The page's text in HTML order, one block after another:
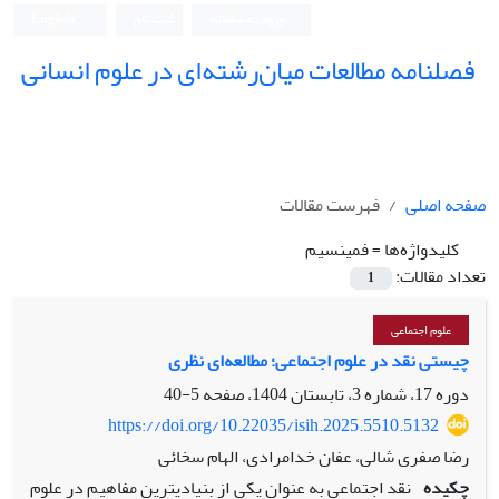
فصلنامه مطالعات میان‌رشته‌ای در علوم انسانی
صفحه اصلی
فهرست مقالات
کلیدواژه‌ها =فمینسیم
تعداد مقالات:
1
علوم اجتماعی
چیستی نقد در علوم اجتماعی؛ مطالعه‌ای نظری
دوره 17، شماره 3، تابستان 1404، صفحه
5-40
https://doi.org/10.22035/isih.2025.5510.5132
رضا صفری شالی، عفان خدامرادی، الهام سخائی
چکیده نقد اجتماعی به عنوان یکی از بنیادی­ترین مفاهیم در علوم